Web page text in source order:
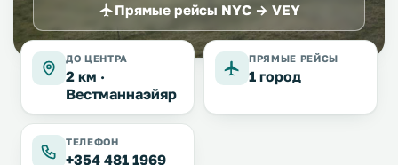
Прямые рейсы NYC → VEY
ДО ЦЕНТРА
2 км ·
Вестманнаэйяр
ПРЯМЫЕ РЕЙСЫ
1 город
ТЕЛЕФОН
+354 481 1969